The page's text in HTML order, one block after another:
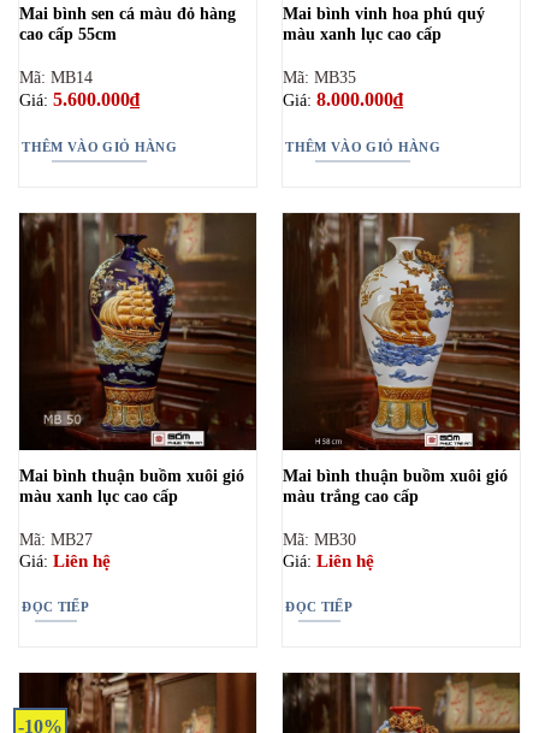
Mai bình sen cá màu đỏ hàng
cao cấp 55cm
Mã: MB14
Giá: 5.600.000₫
THÊM VÀO GIỎ HÀNG
Mai bình vinh hoa phú quý
màu xanh lục cao cấp
Mã: MB35
Giá: 8.000.000₫
THÊM VÀO GIỎ HÀNG
Mai bình thuận buồm xuôi gió
màu xanh lục cao cấp
Mã: MB27
Giá: Liên hệ
ĐỌC TIẾP
Mai bình thuận buồm xuôi gió
màu trắng cao cấp
Mã: MB30
Giá: Liên hệ
ĐỌC TIẾP
-10%